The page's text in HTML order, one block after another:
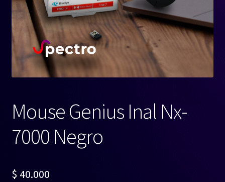
Mouse Genius Inal Nx-
7000 Negro
$ 40.000